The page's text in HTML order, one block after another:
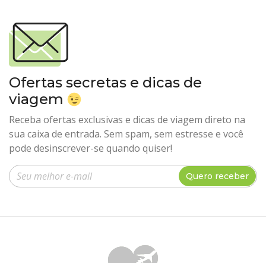
Ofertas secretas e dicas de
viagem
Receba ofertas exclusivas e dicas de viagem direto na
sua caixa de entrada. Sem spam, sem estresse e você
pode desinscrever-se quando quiser!
Insira seu e-mail
Quero receber